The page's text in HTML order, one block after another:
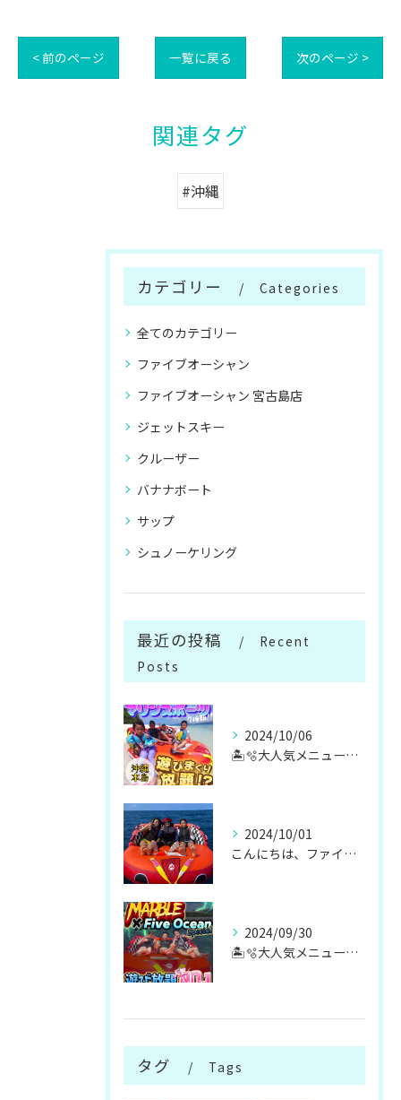
< 前のページ 一覧に戻る 次のページ >
関連タグ
#沖縄
カテゴリー Categories
全てのカテゴリー
ファイブオーシャン
ファイブオーシャン 宮古島店
ジェットスキー
クルーザー
バナナボート
サップ
シュノーケリング
最近の投稿
Recent
Posts
2024/10/06
🏝️🫧大人気メニューマリンスポーツ遊び放題🫧🏝️
2024/10/01
こんにちは、ファイブオーシャンです！！
2024/09/30
🏝️🫧大人気メニューマリンスポーツ遊び放題🫧🏝️
タグ Tags